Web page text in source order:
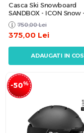
Casca Ski Snowboard
SANDBOX - ICON Snow
M 750,00 Lei
375,00 Lei
ADAUGATI IN COS
-50%